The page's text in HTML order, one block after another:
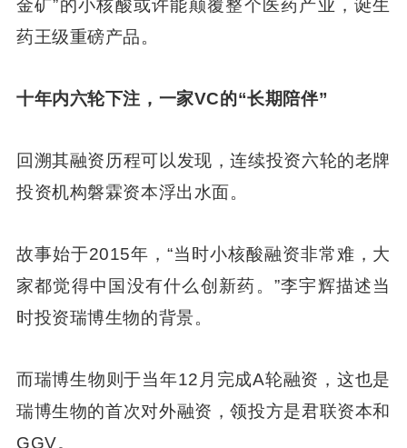
金矿”的小核酸或许能颠覆整个医药产业，诞生
药王级重磅产品。
十年内六轮下注，一家VC的“长期陪伴”
回溯其融资历程可以发现，连续投资六轮的老牌
投资机构磐霖资本浮出水面。
故事始于2015年，“当时小核酸融资非常难，大
家都觉得中国没有什么创新药。”李宇辉描述当
时投资瑞博生物的背景。
而瑞博生物则于当年12月完成A轮融资，这也是
瑞博生物的首次对外融资，领投方是君联资本和
GGV。